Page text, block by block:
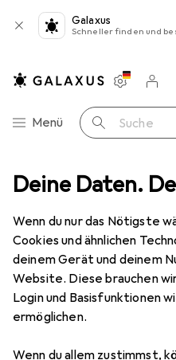
Deine Daten.
Wenn du nur das Nötigste
Cookies und ähnlichen
deinem Gerät und deinem
Website. Diese brauchen
Login und Basisfunktionen
ermöglichen.
Wenn du allem zustimmst,
Galaxus
Schneller finden und
Navigation nach Kategorien
Menü Suche
Merklisten
Warenkorb
+ Puzzles Puzzle
1500 Teile